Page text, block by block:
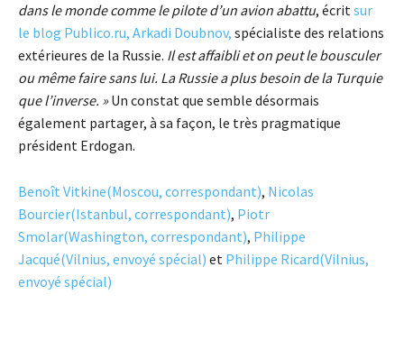
dans le monde comme le pilote d’un avion abattu, écritsur
le blog Publico.ru, Arkadi Doubnov, spécialiste des relations
extérieures de la Russie. Il est affaibli et on peut le bousculer
ou même faire sans lui. La Russie a plus besoin de la Turquie
que l’inverse. »Un constat que semble désormais
également partager, à sa façon, le très pragmatique
président Erdogan.
Benoît Vitkine(Moscou, correspondant), Nicolas
Bourcier(Istanbul, correspondant), Piotr
Smolar(Washington, correspondant), Philippe
Jacqué(Vilnius, envoyé spécial) et Philippe Ricard(Vilnius,
envoyé spécial)